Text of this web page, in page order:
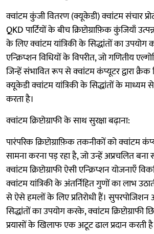
क्वांटम कुंजी वितरण (क्यूकेडी) क्वांटम संचार
QKD पार्टियों के बीच क्रिप्टोग्राफ़िक कुंजियाँ
के लिए क्वांटम यांत्रिकी के सिद्धांतों का उपयोग
एन्क्रिप्शन विधियों के विपरीत, जो गणितीय
जिन्हें संभावित रूप से क्वांटम कंप्यूटर द्वारा
क्यूकेडी क्वांटम यांत्रिकी के सिद्धांतों के माध्यम से
करता है।
क्वांटम क्रिप्टोग्राफी के साथ सुरक्षा बढ़ाना:
पारंपरिक क्रिप्टोग्राफ़िक तकनीकों को
सामना करना पड़ रहा है, जो उन्हें अप्रचलित
क्वांटम क्रिप्टोग्राफी ऐसी एन्क्रिप्शन योजनाएँ
क्वांटम यांत्रिकी के अंतर्निहित गुणों का लाभ
से ऐसे हमलों के लिए प्रतिरोधी हैं। सुपरपोजिशन
सिद्धांतों का उपयोग करके, क्वांटम
प्रयासों के खिलाफ एक अटूट ढाल प्रदान करती